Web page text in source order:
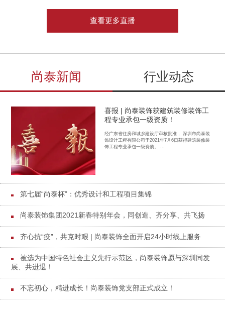
查看更多直播
尚泰新闻 行业动态
喜报 | 尚泰装饰获建筑装修装饰工
程专业承包一级资质！
经广东省住房和城乡建设厅审核批准， 深圳市尚泰装
饰设计工程有限公司于2021年7月6日获得建筑装修装
饰工程专业承包一级资质。 ...
第七届“尚泰杯”：优秀设计和工程项目集锦
尚泰装饰集团2021新春特别年会，同创造、齐分享、共飞扬
齐心抗“疫”，共克时艰 | 尚泰装饰全面开启24小时线上服务
被选为中国特色社会主义先行示范区，尚泰装饰愿与深圳同发
展、共进退！
不忘初心，精进成长！尚泰装饰党支部正式成立！